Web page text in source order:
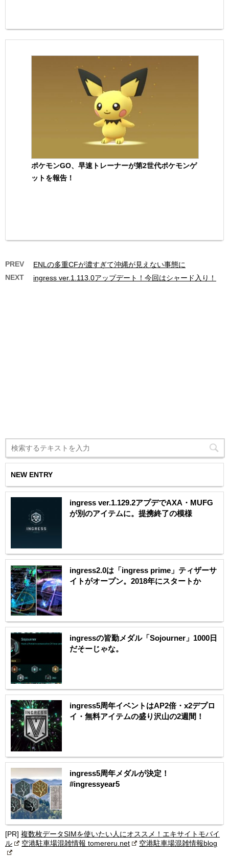
ポケモンGO、早速トレーナーが第2世代ポケモンゲ
ットを報告！
PREV
ENLの多重CFが濃すぎて沖縄が見えない事態に
NEXT
ingress ver.1.113.0アップデート！今回はシャード入り！
NEW ENTRY
ingress ver.1.129.2アプデでAXA・MUFG
が別のアイテムに。提携終了の模様
ingress2.0は「ingress prime」ティザーサ
イトがオープン。2018年にスタートか
ingressの皆勤メダル「Sojourner」1000日
だそーじゃな。
ingress5周年イベントはAP2倍・x2デプロ
イ・無料アイテムの盛り沢山の2週間！
ingress5周年メダルが決定！
#ingressyear5
[PR] 複数枚データSIMを使いたい人にオススメ！エキサイトモバイ
ル
空港駐車場混雑情報 tomereru.net 空港駐車場混雑情報blog